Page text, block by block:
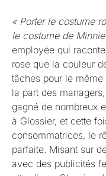
« Porter le costume
le costume de
employée qui
rose que la couleur
tâches pour le
la part des
gagné de nombreux
à Glossier, et cette
consommatrices, le
parfaite. Misant sur
avec des publicités